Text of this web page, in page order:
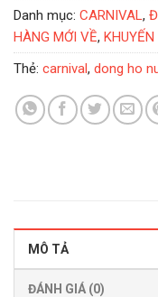
Danh mục: CARNIVAL,
HÀNG MỚI VỀ,
Thẻ: carnival, dong ho
MÔ TẢ
ĐÁNH GIÁ (0)